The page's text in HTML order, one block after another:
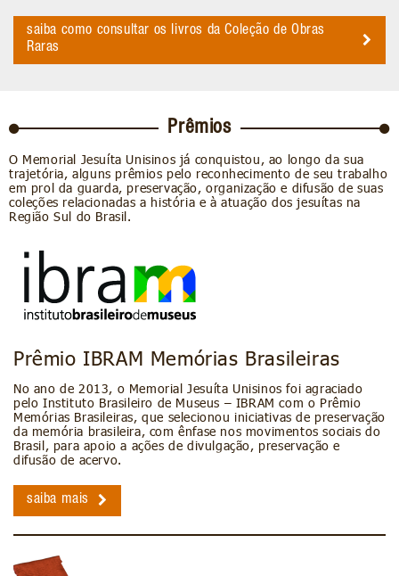
saiba como consultar os livros da Coleção de Obras
Raras
Prêmios
O Memorial Jesuíta Unisinos já conquistou, ao longo da sua
trajetória, alguns prêmios pelo reconhecimento de seu trabalho
em prol da guarda, preservação, organização e difusão de suas
coleções relacionadas a história e à atuação dos jesuítas na
Região Sul do Brasil.
Prêmio IBRAM Memórias Brasileiras
No ano de 2013, o Memorial Jesuíta Unisinos foi agraciado
pelo Instituto Brasileiro de Museus – IBRAM com o Prêmio
Memórias Brasileiras, que selecionou iniciativas de preservação
da memória brasileira, com ênfase nos movimentos sociais do
Brasil, para apoio a ações de divulgação, preservação e
difusão de acervo.
saiba mais